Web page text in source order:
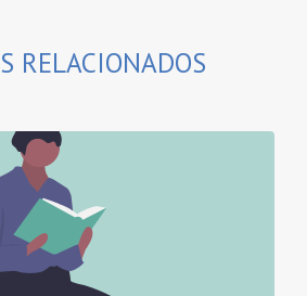
RELACIONADOS